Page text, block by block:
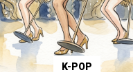
K-POP